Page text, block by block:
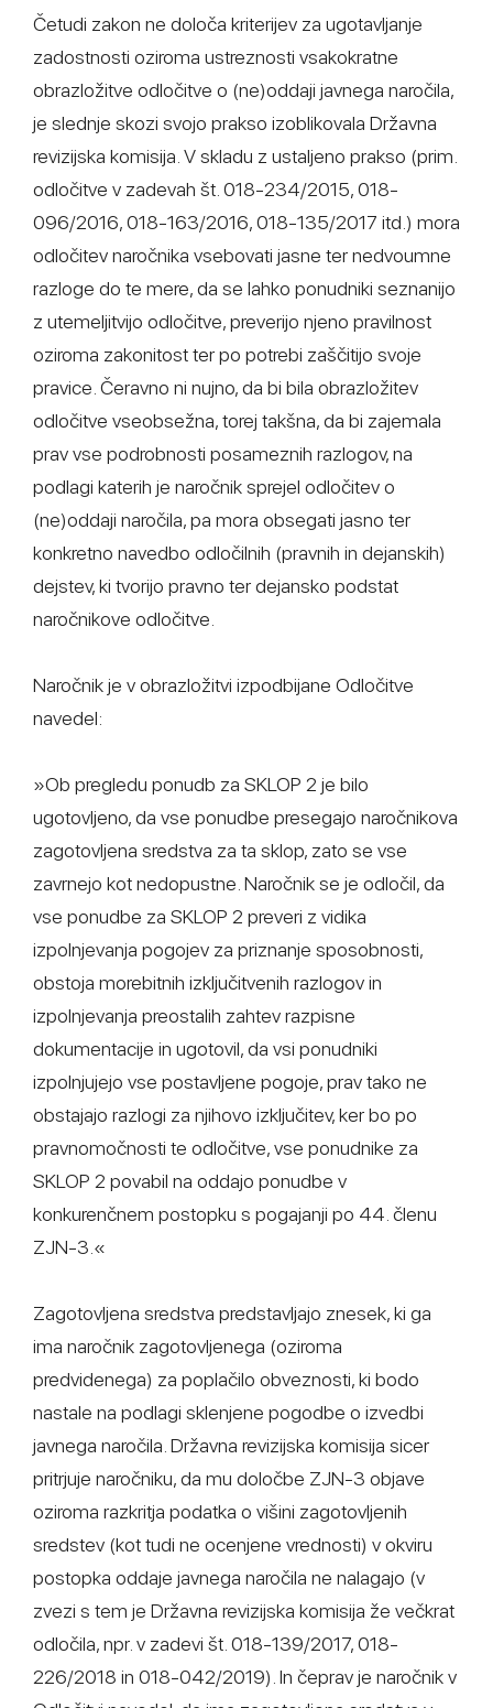
Četudi zakon ne določa kriterijev za ugotavljanje
zadostnosti oziroma ustreznosti vsakokratne
obrazložitve odločitve o (ne)oddaji javnega naročila,
je slednje skozi svojo prakso izoblikovala Državna
revizijska komisija. V skladu z ustaljeno prakso (prim.
odločitve v zadevah št. 018-234/2015, 018-
096/2016, 018-163/2016, 018-135/2017 itd.) mora
odločitev naročnika vsebovati jasne ter nedvoumne
razloge do te mere, da se lahko ponudniki seznanijo
z utemeljitvijo odločitve, preverijo njeno pravilnost
oziroma zakonitost ter po potrebi zaščitijo svoje
pravice. Čeravno ni nujno, da bi bila obrazložitev
odločitve vseobsežna, torej takšna, da bi zajemala
prav vse podrobnosti posameznih razlogov, na
podlagi katerih je naročnik sprejel odločitev o
(ne)oddaji naročila, pa mora obsegati jasno ter
konkretno navedbo odločilnih (pravnih in dejanskih)
dejstev, ki tvorijo pravno ter dejansko podstat
naročnikove odločitve.
Naročnik je v obrazložitvi izpodbijane Odločitve
navedel:
»Ob pregledu ponudb za SKLOP 2 je bilo
ugotovljeno, da vse ponudbe presegajo naročnikova
zagotovljena sredstva za ta sklop, zato se vse
zavrnejo kot nedopustne. Naročnik se je odločil, da
vse ponudbe za SKLOP 2 preveri z vidika
izpolnjevanja pogojev za priznanje sposobnosti,
obstoja morebitnih izključitvenih razlogov in
izpolnjevanja preostalih zahtev razpisne
dokumentacije in ugotovil, da vsi ponudniki
izpolnjujejo vse postavljene pogoje, prav tako ne
obstajajo razlogi za njihovo izključitev, ker bo po
pravnomočnosti te odločitve, vse ponudnike za
SKLOP 2 povabil na oddajo ponudbe v
konkurenčnem postopku s pogajanji po 44. členu
ZJN-3.«
Zagotovljena sredstva predstavljajo znesek, ki ga
ima naročnik zagotovljenega (oziroma
predvidenega) za poplačilo obveznosti, ki bodo
nastale na podlagi sklenjene pogodbe o izvedbi
javnega naročila. Državna revizijska komisija sicer
pritrjuje naročniku, da mu določbe ZJN-3 objave
oziroma razkritja podatka o višini zagotovljenih
sredstev (kot tudi ne ocenjene vrednosti) v okviru
postopka oddaje javnega naročila ne nalagajo (v
zvezi s tem je Državna revizijska komisija že večkrat
odločila, npr. v zadevi št. 018-139/2017, 018-
226/2018 in 018-042/2019). In čeprav je naročnik v